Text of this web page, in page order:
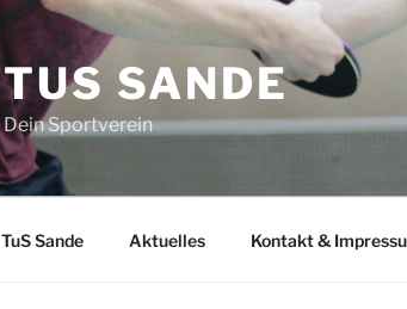
TUS SANDE
Dein Sportverein
TuS Sande Aktuelles Kontakt &